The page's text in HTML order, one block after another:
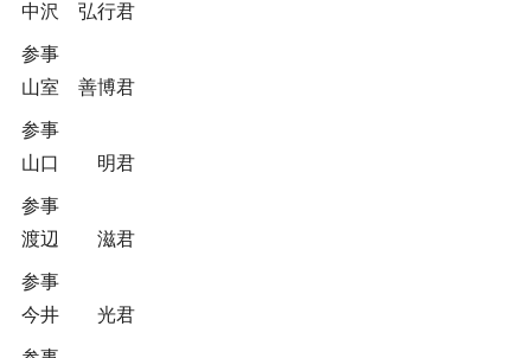
中沢 弘行君
参事
山室 善博君
参事
山口 明君
参事
渡辺 滋君
参事
今井 光君